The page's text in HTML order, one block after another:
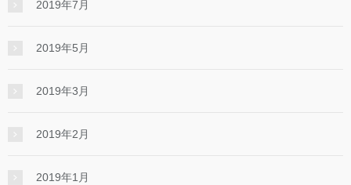
2019年7月
2019年5月
2019年3月
2019年2月
2019年1月